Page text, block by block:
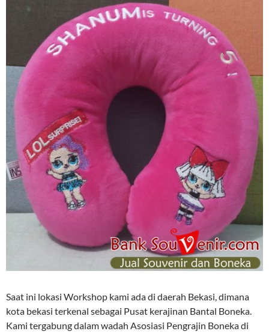
Saat ini lokasi Workshop kami ada di daerah Bekasi, dimana
kota bekasi terkenal sebagai Pusat kerajinan Bantal Boneka.
Kami tergabung dalam wadah Asosiasi Pengrajin Boneka di